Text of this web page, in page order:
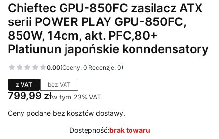
Chieftec GPU-850FC zasilacz ATX
serii POWER PLAY GPU-850FC,
850W, 14cm, akt. PFC,80+
Platiunun japońskie konndensatory
0.00(Oceny: 0 Recenzje: 0)
z VAT bez VAT
Cena
799,99 złw tym 23% VAT
w tym 23% VAT
Ceny podane bez kosztów dostawy.
Dostępność:brak towaru